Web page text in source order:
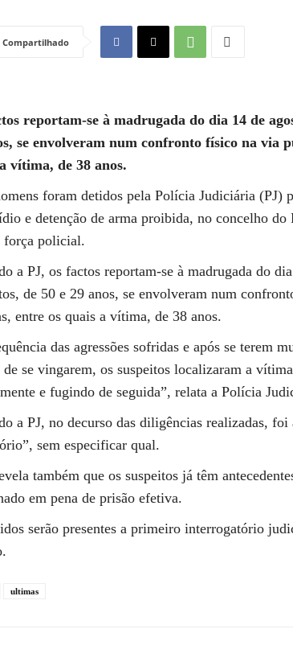
Compartilhado
reportam-se à madrugada do dia 14 de
se envolveram num confronto físico na via
vítima, de 38 anos.
foram detidos pela Polícia Judiciária (PJ)
e detenção de arma proibida, no concelho
força policial.
a PJ, os factos reportam-se à madrugada do
de 50 e 29 anos, se envolveram num
entre os quais a vítima, de 38 anos.
das agressões sofridas e após se terem
se vingarem, os suspeitos localizaram a
e fugindo de seguida”, relata a Polícia
a PJ, no decurso das diligências realizadas,
sem especificar qual.
também que os suspeitos já têm
em pena de prisão efetiva.
serão presentes a primeiro interrogatório
ultimas